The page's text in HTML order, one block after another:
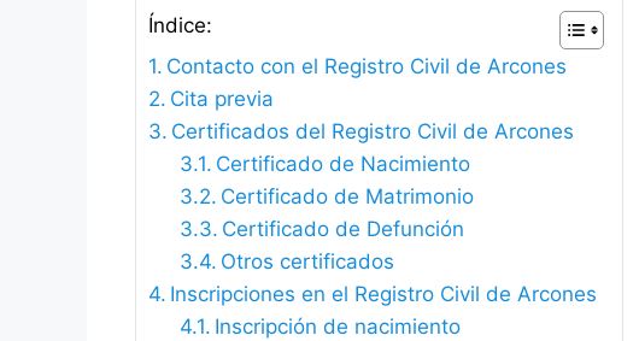
Índice:
Contacto con el Registro Civil de Arcones
Cita previa
Certificados del Registro Civil de Arcones
Certificado de Nacimiento
Certificado de Matrimonio
Certificado de Defunción
Otros certificados
Inscripciones en el Registro Civil de Arcones
Inscripción de nacimiento